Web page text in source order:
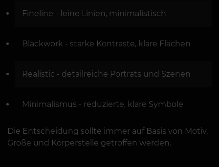
Fineline - feine Linien, minimalistisch
Blackwork - starke Kontraste, klare Flächen
Realistic - detailreiche Porträts und Szenen
Minimalismus - reduzierte, klare Symbole
Die Entscheidung sollte immer auf Basis von Motiv,
Größe und Körperstelle getroffen werden.